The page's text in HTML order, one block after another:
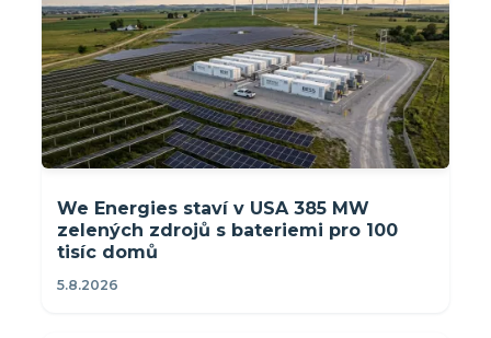
We Energies staví v USA 385 MW
zelených zdrojů s bateriemi pro 100
tisíc domů
5.8.2026